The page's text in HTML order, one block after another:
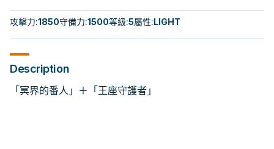
攻擊力:1850守備力:1500等級:5屬性:LIGHT
Description
「冥界的番人」＋「王座守護者」